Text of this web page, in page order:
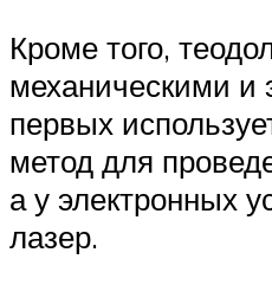
Кроме того,
механическими и
первых
метод для
а у электронных
лазер.